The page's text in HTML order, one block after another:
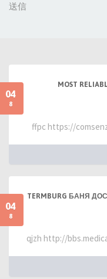
送信
04
8
MOST
ffpc https://
04
8
TERMBURG БАНЯ
qjzh http://